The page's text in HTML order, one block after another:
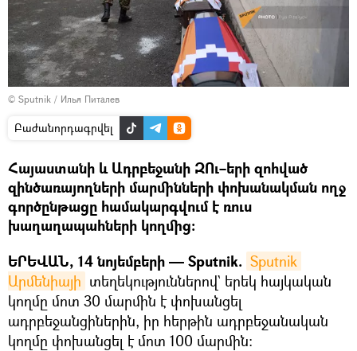
© Sputnik / Илья Питалев
Բաժանորդագրվել
Հայաստանի և Ադրբեջանի ԶՈւ–երի զոհված
զինծառայողների մարմինների փոխանակման ողջ
գործընթացը համակարգվում է ռուս
խաղաղապահների կողմից։
ԵՐԵՎԱՆ, 14 նոյեմբերի — Sputnik. Sputnik
Արմենիայի տեղեկություններով` երեկ հայկական
կողմը մոտ 30 մարմին է փոխանցել
ադրբեջանցիներին, իր հերթին ադրբեջանական
կողմը փոխանցել է մոտ 100 մարմին: